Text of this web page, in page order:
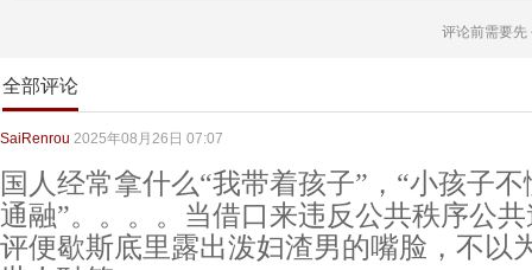
评论前需要先
全部评论
SaiRenrou 2025年08月26日 07:07
国人经常拿什么“我带着孩子”，“小孩子
通融”。。。。当借口来违反公共秩序公
评便歇斯底里露出泼妇渣男的嘴脸，不以